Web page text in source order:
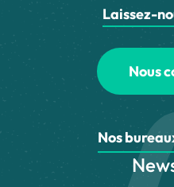
Laissez-
Nous
Nos